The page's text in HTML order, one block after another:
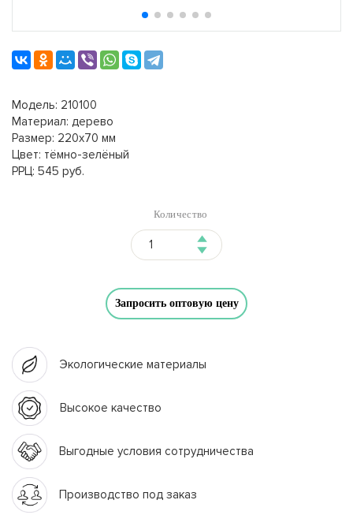
Модель: 210100
Материал: дерево
Размер: 220х70 мм
Цвет: тёмно-зелёный
РРЦ: 545 руб.
Количество
Запросить оптовую цену
Экологические материалы
Высокое качество
Выгодные условия сотрудничества
Производство под заказ